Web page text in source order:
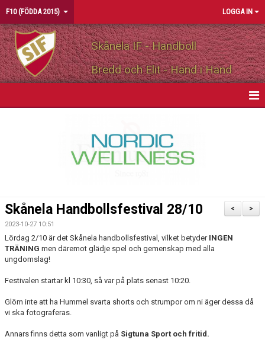
F10 (FÖDDA 2015) LOGGA IN
Skånela IF - Handboll
Bredd och Elit - Hand i Hand
TRUPPEN
BILDGALLERI
KONTAKT
>
<
Skånela Handbollsfestival 28/10
2023-10-27 10:51
Lördag 2/10 är det Skånela handbollsfestival, vilket betyder INGEN
TRÄNING men däremot glädje spel och gemenskap med alla
ungdomslag!
Festivalen startar kl 10:30, så var på plats senast 10:20.
Glöm inte att ha Hummel svarta shorts och strumpor om ni äger dessa då
vi ska fotograferas.
Annars finns detta som vanligt på Sigtuna Sport och fritid.